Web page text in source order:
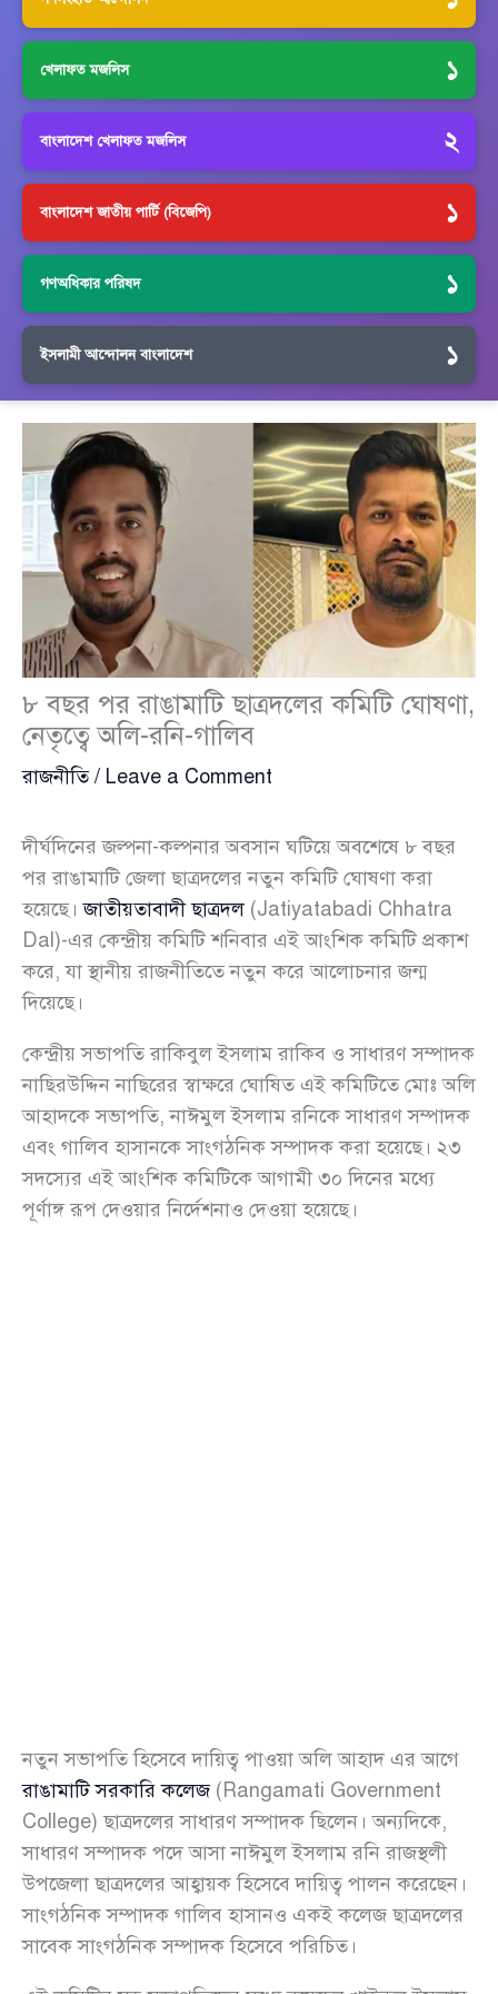
খেলাফত মজলিস ১
বাংলাদেশ খেলাফত মজলিস ২
বাংলাদেশ জাতীয় পার্টি (বিজেপি) ১
গণঅধিকার পরিষদ ১
ইসলামী আন্দোলন বাংলাদেশ ১
৮ বছর পর রাঙামাটি ছাত্রদলের কমিটি ঘোষণা,
নেতৃত্বে অলি-রনি-গালিব
রাজনীতি/ Leave a Comment
দীর্ঘদিনের জল্পনা-কল্পনার অবসান ঘটিয়ে অবশেষে ৮ বছর
পর রাঙামাটি জেলা ছাত্রদলের নতুন কমিটি ঘোষণা করা
হয়েছে।জাতীয়তাবাদী ছাত্রদল(Jatiyatabadi Chhatra
Dal)-এর কেন্দ্রীয় কমিটি শনিবার এই আংশিক কমিটি প্রকাশ
করে, যা স্থানীয় রাজনীতিতে নতুন করে আলোচনার জন্ম
দিয়েছে।
কেন্দ্রীয় সভাপতি রাকিবুল ইসলাম রাকিব ও সাধারণ সম্পাদক
নাছিরউদ্দিন নাছিরের স্বাক্ষরে ঘোষিত এই কমিটিতে মোঃ অলি
আহাদকে সভাপতি, নাঈমুল ইসলাম রনিকে সাধারণ সম্পাদক
এবং গালিব হাসানকে সাংগঠনিক সম্পাদক করা হয়েছে। ২৩
সদস্যের এই আংশিক কমিটিকে আগামী ৩০ দিনের মধ্যে
পূর্ণাঙ্গ রূপ দেওয়ার নির্দেশনাও দেওয়া হয়েছে।
নতুন সভাপতি হিসেবে দায়িত্ব পাওয়া অলি আহাদ এর আগে
রাঙামাটি সরকারি কলেজ(Rangamati Government
College) ছাত্রদলের সাধারণ সম্পাদক ছিলেন। অন্যদিকে,
সাধারণ সম্পাদক পদে আসা নাঈমুল ইসলাম রনি রাজস্থলী
উপজেলা ছাত্রদলের আহ্বায়ক হিসেবে দায়িত্ব পালন করেছেন।
সাংগঠনিক সম্পাদক গালিব হাসানও একই কলেজ ছাত্রদলের
সাবেক সাংগঠনিক সম্পাদক হিসেবে পরিচিত।